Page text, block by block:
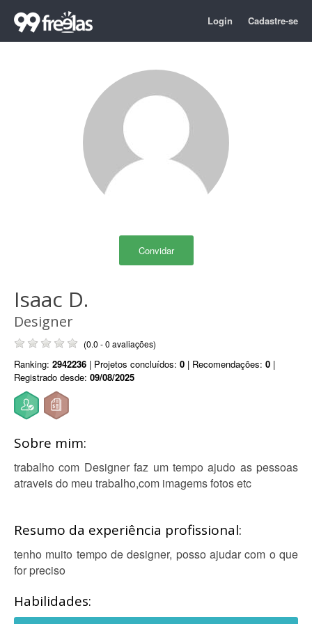
Login Cadastre-se
Convidar
Isaac D.
Designer
(0.0 - 0 avaliações)
Ranking: 2942236 | Projetos concluídos: 0 | Recomendações: 0 |
Registrado desde: 09/08/2025
Sobre mim:
trabalho com Designer faz um tempo ajudo as pessoas
atraveis do meu trabalho,com imagems fotos etc
Resumo da experiência profissional:
tenho muito tempo de designer, posso ajudar com o que
for preciso
Habilidades: